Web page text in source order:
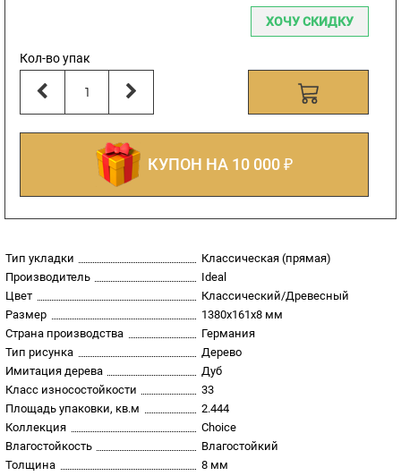
ХОЧУ СКИДКУ
Кол-во упак
КУПОН НА 10 000 ₽
Тип укладки
Классическая (прямая)
Производитель
Ideal
Цвет
Классический/Древесный
Размер
1380х161х8 мм
Страна производства
Германия
Тип рисунка
Дерево
Имитация дерева
Дуб
Класс износостойкости
33
Площадь упаковки, кв.м
2.444
Коллекция
Choice
Влагостойкость
Влагостойкий
Толщина
8 мм